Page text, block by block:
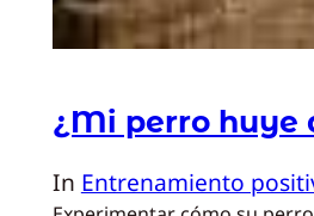
¿Mi perro huye
In Entrenamiento